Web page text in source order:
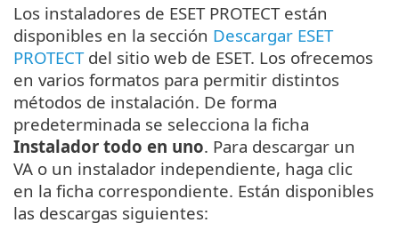
Los instaladores de ESET PROTECT están
disponibles en la sección Descargar ESET
PROTECTdel sitio web de ESET. Los ofrecemos
en varios formatos para permitir distintos
métodos de instalación. De forma
predeterminada se selecciona la ficha
Instalador todo en uno. Para descargar un
VA o un instalador independiente, haga clic
en la ficha correspondiente. Están disponibles
las descargas siguientes: